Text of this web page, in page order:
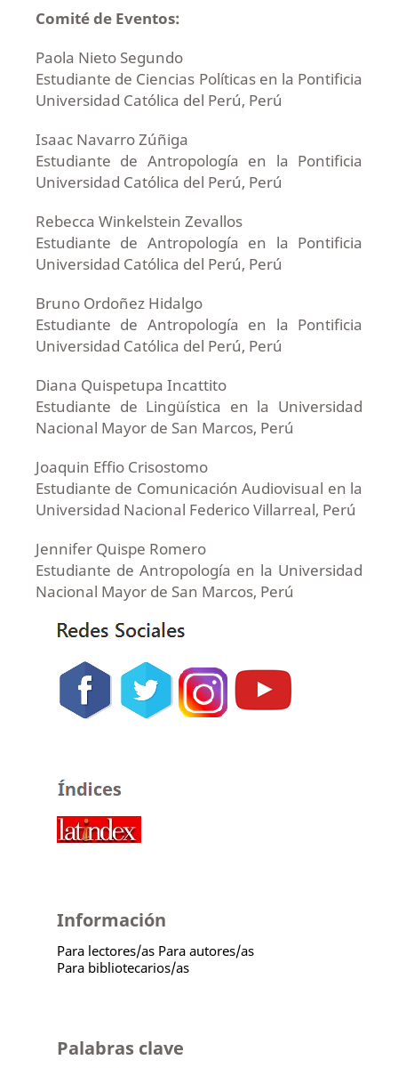
Comité de Eventos:
Paola Nieto Segundo
Estudiante de Ciencias Políticas en la Pontificia
Universidad Católica del Perú, Perú
Isaac Navarro Zúñiga
Estudiante de Antropología en la Pontificia
Universidad Católica del Perú, Perú
Rebecca Winkelstein Zevallos
Estudiante de Antropología en la Pontificia
Universidad Católica del Perú, Perú
Bruno Ordoñez Hidalgo
Estudiante de Antropología en la Pontificia
Universidad Católica del Perú, Perú
Diana Quispetupa Incattito
Estudiante de Lingüística en la Universidad
Nacional Mayor de San Marcos, Perú
Joaquin Effio Crisostomo
Estudiante de Comunicación Audiovisual en la
Universidad Nacional Federico Villarreal, Perú
Jennifer Quispe Romero
Estudiante de Antropología en la Universidad
Nacional Mayor de San Marcos, Perú
Información
Para lectores/as Para autores/as
Para bibliotecarios/as
Palabras clave